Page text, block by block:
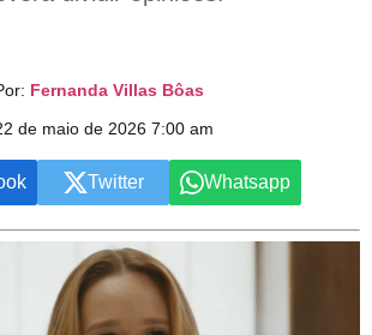
Fernanda Villas Bôas
de maio de 2026 7:00 am
Twitter Whatsapp